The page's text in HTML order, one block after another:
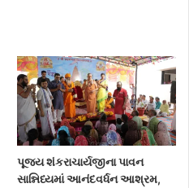
પૂજ્ય શંકરાચાર્યજીના પાવન
સાન્નિધ્યમાં આનંદવર્ધન આશ્રમ,